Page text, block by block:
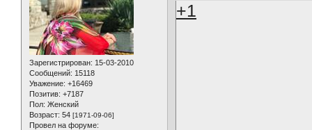
Зарегистрирован: 15-03-2010
Сообщений: 15118
Уважение: +16469
Позитив: +7187
Пол: Женский
Возраст: 54 [1971-09-06]
Провел на форуме:
+1